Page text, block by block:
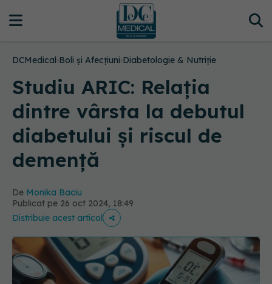
DCMedical›Boli și Afecțiuni›Diabetologie & Nutriție
Studiu ARIC: Relația
dintre vârsta la debutul
diabetului și riscul de
demență
De Monika Baciu
Publicat pe 26 oct 2024, 18:49
Distribuie acest articol